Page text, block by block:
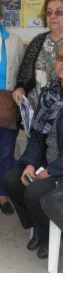
atraiu
individuais.
não só
com
canudos
restos
tarde